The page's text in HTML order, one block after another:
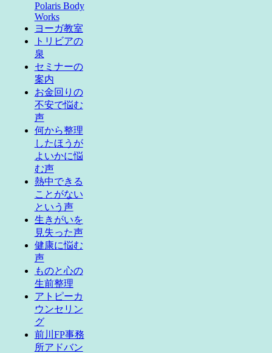
Polaris Body
Works
ヨーガ教室
トリビアの
泉
セミナーの
案内
お金回りの
不安で悩む
声
何から整理
したほうが
よいかに悩
む声
熱中できる
ことがない
という声
生きがいを
見失った声
健康に悩む
声
ものと心の
生前整理
アトピーカ
ウンセリン
グ
前川FP事務
所アドバン